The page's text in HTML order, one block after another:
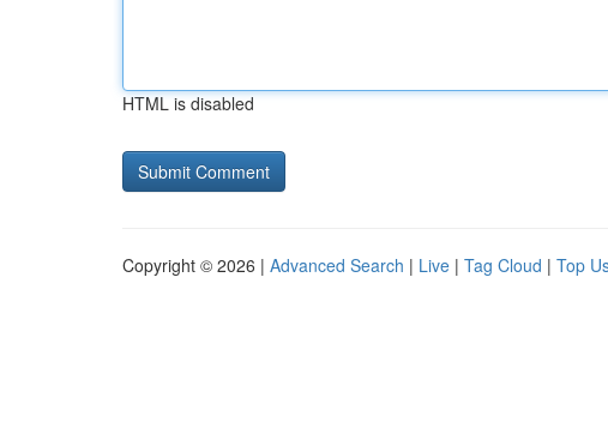
HTML is disabled
Copyright © 2026 | Advanced Search | Live | Tag Cloud | Top